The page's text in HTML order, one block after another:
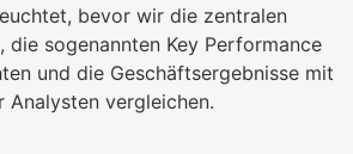
bevor wir die zentralen
die sogenannten Key Performance
und die Geschäftsergebnisse mit
Analysten vergleichen.